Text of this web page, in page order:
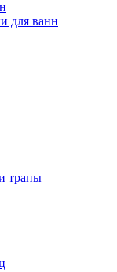
для ванн
трапы